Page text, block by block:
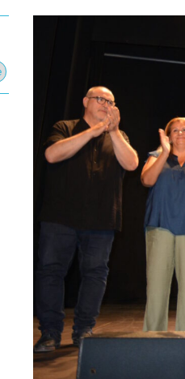
para buscar o ESC para cerrar